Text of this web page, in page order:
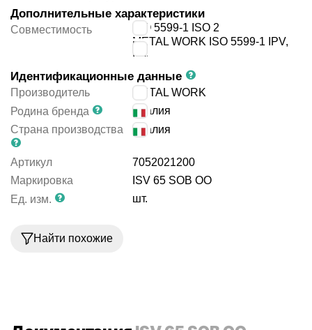
Дополнительные характеристики
Совместимость
ISO 5599-1 ISO 2
METAL WORK ISO 5599-1 IPV,
ISV
Идентификационные данные
Производитель
METAL WORK
Родина бренда
Италия
Страна производства
Италия
Артикул
7052021200
Маркировка
ISV 65 SOB OO
Ед. изм.
шт.
Найти похожие